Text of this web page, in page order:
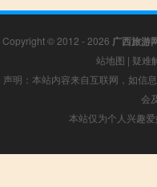
Copyright © 2012 - 2026 广西旅游
站地图 | 疑难
声明：本站内容来自互联网，如信
会
本站仅为个人兴趣